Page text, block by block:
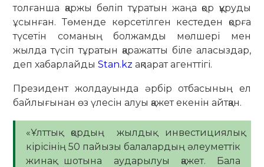
толғанша қаржы бөліп тұратын жаңа қор құруды
ұсынған. Төменде көрсетілген кестеден қорға
түсетін соманың болжамды мөлшері мен
жылда түсіп тұратын қаражатты біле аласыздар,
деп хабарлайдыStan.kzақпарат агенттігі.
Президент жолдауында әрбір отбасының ел
байлығынан өз үлесін алуы қажет екенін айтқан.
«Ұлттық қордың жылдық инвестициялық
кірісінің 50 пайызы балалардың әлеуметтік
жинақ шотына аударылуы қажет. Бала